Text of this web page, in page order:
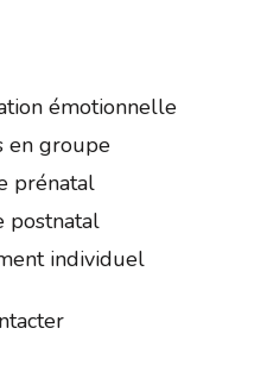
émotionnelle
en groupe
prénatal
postnatal
individuel